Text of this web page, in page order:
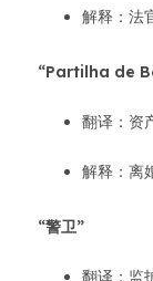
解释：法
“Partilha de
翻译：资
解释：离
“警卫”
翻译：监